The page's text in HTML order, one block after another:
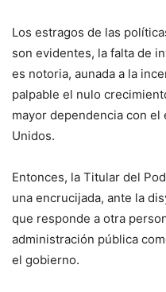
Los estragos de las
son evidentes, la falta de
es notoria, aunada a la
palpable el nulo
mayor dependencia con el
Unidos.
Entonces, la Titular del
una encrucijada, ante la
que responde a otra
administración pública
el gobierno.